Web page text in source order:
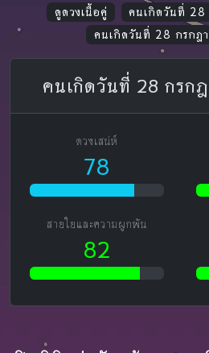
ดูดวงเนื้อคู่
คนเกิดวันที่ 28
คนเกิดวันที่ 28 กรกฎ
คนเกิดวันที่ 28 กรก
ดวงเสน่ห์
78
สายใยและความผูกพัน
82